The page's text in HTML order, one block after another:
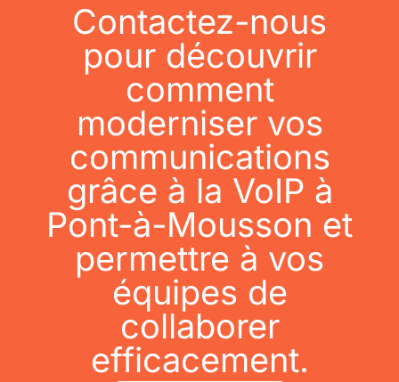
Contactez-nous
pour découvrir
comment
moderniser vos
communications
grâce à la VoIP à
Pont-à-Mousson et
permettre à vos
équipes de
collaborer
efficacement.